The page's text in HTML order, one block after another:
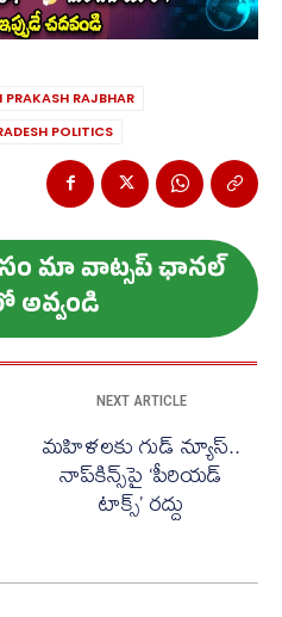
PRAKASH RAJBHAR
POLITICS
మా వాట్స‌ప్ ఛాన‌ల్
NEXT ARTICLE
మహిళలకు గుడ్ న్యూస్..
నాప్‌కిన్స్‌పై ‘పీరియడ్
టాక్స్’ రద్దు